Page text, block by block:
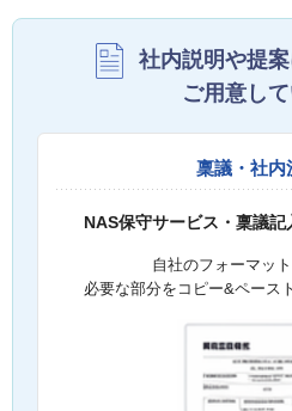
社内説明や提
ご用意し
稟議・社内
NAS保守サービス・稟議記
自社のフォーマット
必要な部分をコピー&ペース